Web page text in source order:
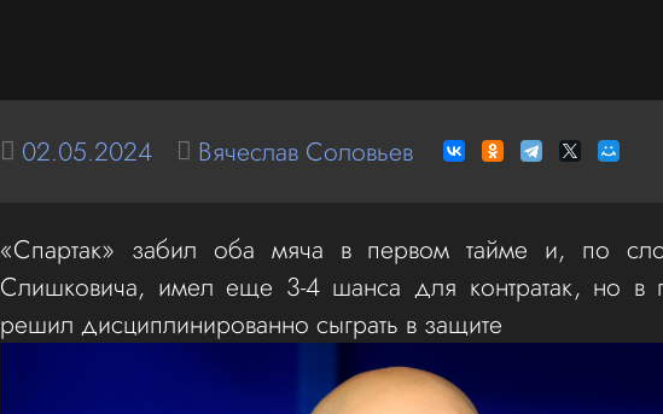
02.05.2024 Вячеслав Соловьев
«Спартак» забил оба мяча в первом тайме и, по
Слишковича, имел еще 3-4 шанса для контратак, но в
решил дисциплинированно сыграть в защите